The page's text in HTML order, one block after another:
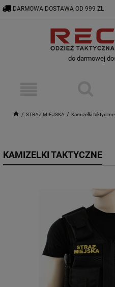
do darmowej
STRAŻ MIEJSKA Kamizelki taktyczne
DARMOWA DOSTAWA OD 999 ZŁ
RECON@ODZIEZTAKTYCZNA.PL
KAMIZELKI TAKTYCZNE